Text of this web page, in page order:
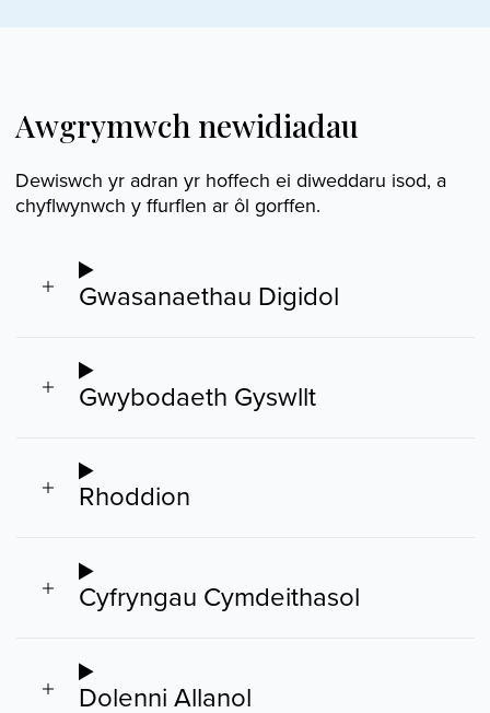
Awgrymwch newidiadau
Dewiswch yr adran yr hoffech ei diweddaru isod, a
chyflwynwch y ffurflen ar ôl gorffen.
Gwasanaethau Digidol
Gwybodaeth Gyswllt
Rhoddion
Cyfryngau Cymdeithasol
Dolenni Allanol